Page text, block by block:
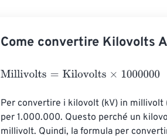
Come convertire Kilovolts
Millivolts=Kilovolts×1000000
Per convertire i kilovolt (kV) in
per 1.000.000. Questo perché un
millivolt. Quindi, la formula per